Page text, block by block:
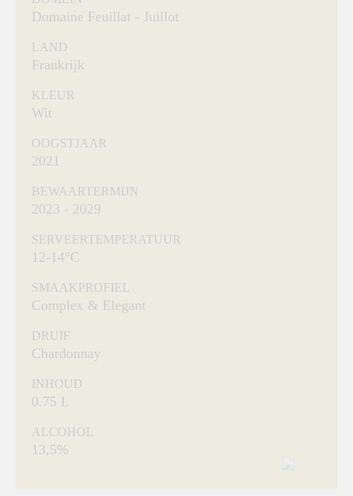
Domaine Feuillat - Juillot
LAND
Frankrijk
KLEUR
Wit
OOGSTJAAR
2021
BEWAARTERMIJN
2023 - 2029
SERVEERTEMPERATUUR
12-14°C
SMAAKPROFIEL
Complex & Elegant
DRUIF
Chardonnay
INHOUD
0.75 L
ALCOHOL
13,5%